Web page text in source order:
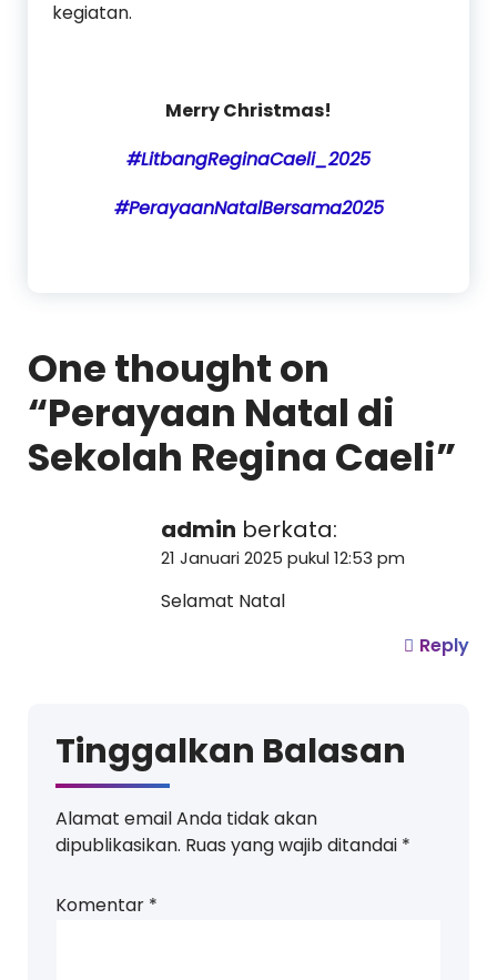
kegiatan.
Merry Christmas!
#LitbangReginaCaeli_2025
#PerayaanNatalBersama2025
One thought on
“Perayaan Natal di
Sekolah Regina Caeli”
admin berkata:
21 Januari 2025 pukul 12:53 pm
Selamat Natal
Reply
Tinggalkan Balasan
Alamat email Anda tidak akan
dipublikasikan. Ruas yang wajib ditandai *
Komentar *